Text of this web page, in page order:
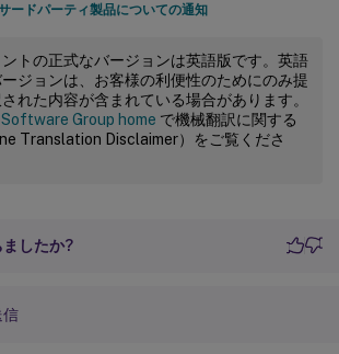
ドパーティ製品についての通知
トの正式なバージョンは英語版です。英語
ジョンは、お客様の利便性のためにのみ提
れた内容が含まれている場合があります。
Group home で機械翻訳に関する
Translation Disclaimer）をご覧くださ
ましたか?
信